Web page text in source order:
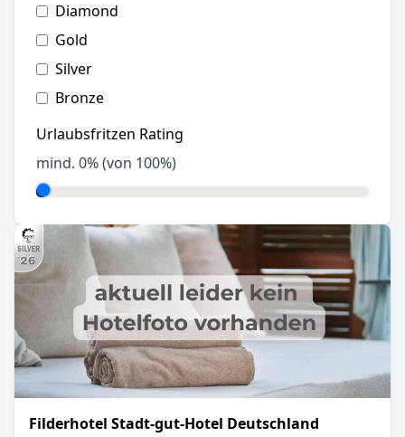
Diamond
Gold
Silver
Bronze
Urlaubsfritzen Rating
mind. 0% (von 100%)
Filderhotel Stadt-gut-Hotel Deutschland